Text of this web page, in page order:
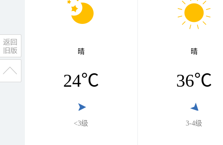
晴
24℃
<3级
晴
36℃
3-4级